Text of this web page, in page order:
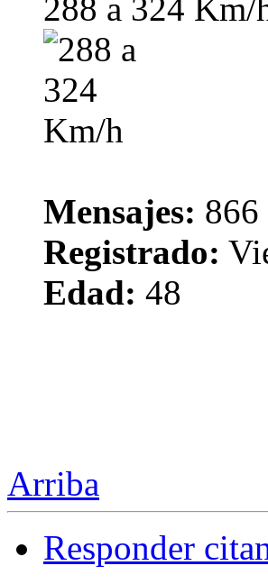
288 a 324 Km/
Mensajes: 866
Registrado:
Edad: 48
Arriba
Responder